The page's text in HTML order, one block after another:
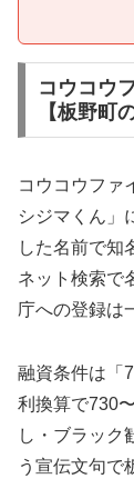
コウコウ
【板野町
コウコウファ
シジマくん」
した名前で知
ネット検索で
庁への登録は
融資条件は「
利換算で730
し・ブラック
う宣伝文句で